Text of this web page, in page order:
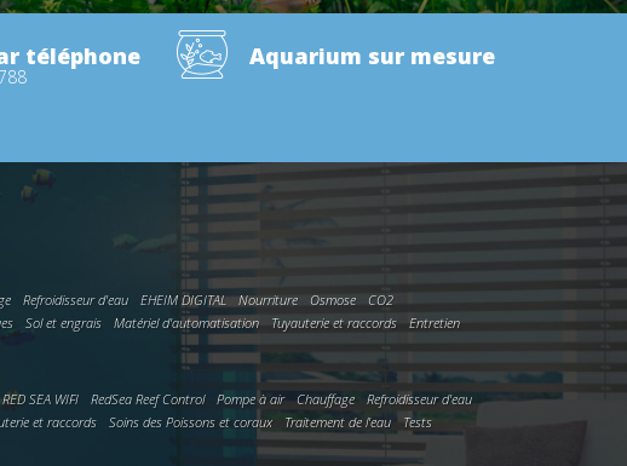
téléphone Aquarium sur mesure
Refroidisseur d'eau EHEIM DIGITAL Nourriture Osmose
CO2
Sol et engrais Matériel d'automatisation Tuyauterie et raccords
Entretien
RED SEA WIFI RedSea Reef Control Pompe à air Chauffage
Refroidisseur d'eau
et raccords Soins des Poissons et coraux Traitement de l'eau
Tests